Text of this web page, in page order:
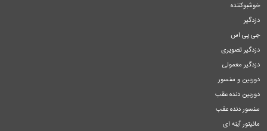
خوشبوکننده
دزدگیر
جی پی اس
دزدگیر تصویری
دزدگیر معمولی
دوربین و سنسور
دوربین دنده عقب
سنسور دنده عقب
مانیتور آینه ای